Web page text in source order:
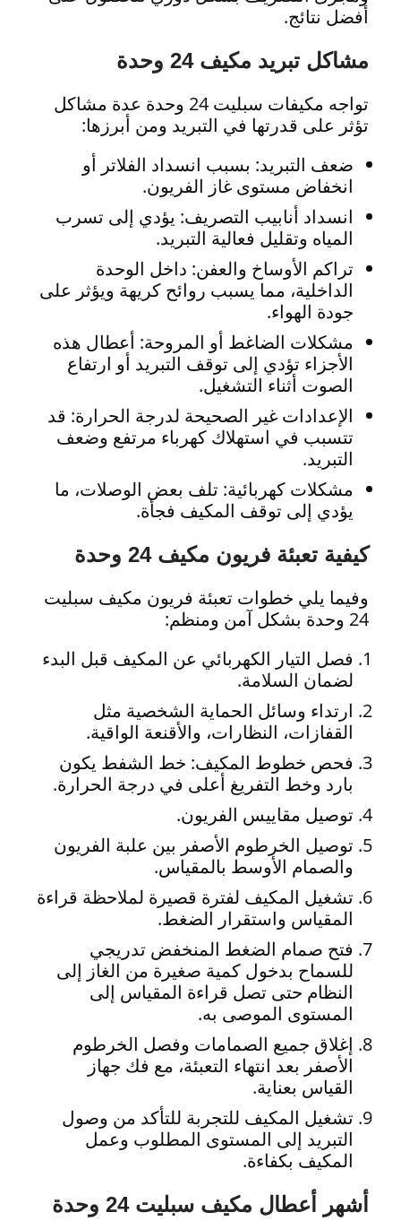
أفضل نتائج.
مشاكل تبريد مكيف 24 وحدة
تواجه مكيفات سبليت 24 وحدة عدة مشاكل
تؤثر على قدرتها في التبريد ومن أبرزها:
ضعف التبريد: بسبب انسداد الفلاتر أو
انخفاض مستوى غاز الفريون.
انسداد أنابيب التصريف: يؤدي إلى تسرب
المياه وتقليل فعالية التبريد.
تراكم الأوساخ والعفن: داخل الوحدة
الداخلية، مما يسبب روائح كريهة ويؤثر على
جودة الهواء.
مشكلات الضاغط أو المروحة: أعطال هذه
الأجزاء تؤدي إلى توقف التبريد أو ارتفاع
الصوت أثناء التشغيل.
الإعدادات غير الصحيحة لدرجة الحرارة: قد
تتسبب في استهلاك كهرباء مرتفع وضعف
التبريد.
مشكلات كهربائية: تلف بعض الوصلات، ما
يؤدي إلى توقف المكيف فجأة.
كيفية تعبئة فريون مكيف 24 وحدة
وفيما يلي خطوات تعبئة فريون مكيف سبليت
24 وحدة بشكل آمن ومنظم:
فصل التيار الكهربائي عن المكيف قبل البدء
لضمان السلامة.
ارتداء وسائل الحماية الشخصية مثل
القفازات، النظارات، والأقنعة الواقية.
فحص خطوط المكيف: خط الشفط يكون
بارد وخط التفريغ أعلى في درجة الحرارة.
توصيل مقاييس الفريون.
توصيل الخرطوم الأصفر بين علبة الفريون
والصمام الأوسط بالمقياس.
تشغيل المكيف لفترة قصيرة لملاحظة قراءة
المقياس واستقرار الضغط.
فتح صمام الضغط المنخفض تدريجي
للسماح بدخول كمية صغيرة من الغاز إلى
النظام حتى تصل قراءة المقياس إلى
المستوى الموصى به.
إغلاق جميع الصمامات وفصل الخرطوم
الأصفر بعد انتهاء التعبئة، مع فك جهاز
القياس بعناية.
تشغيل المكيف للتجربة للتأكد من وصول
التبريد إلى المستوى المطلوب وعمل
المكيف بكفاءة.
أشهر أعطال مكيف سبليت 24 وحدة